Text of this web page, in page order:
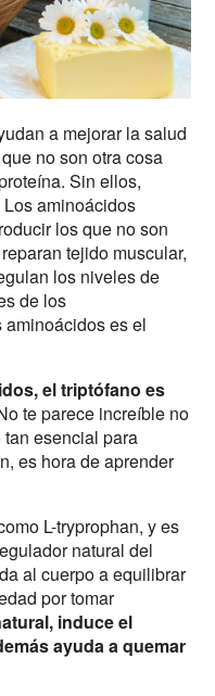
a mejorar la salud
no son otra cosa
Sin ellos,
aminoácidos
los que no son
tejido muscular,
los niveles de
de los
aminoácidos es el
el triptófano es
te parece increíble no
esencial para
es hora de aprender
L-tryprophan, y es
natural del
al cuerpo a equilibrar
por tomar
induce el
ayuda a quemar